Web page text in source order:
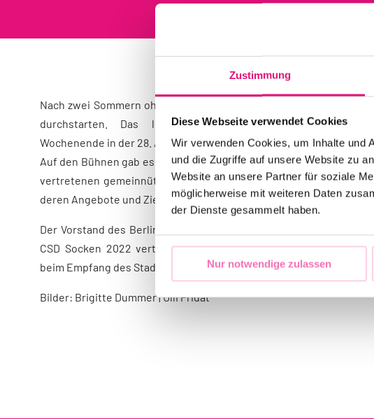
Zustimmung
Diese Webseite verwendet Cookies
Wir verwenden Cookies, um Inhalte und
und die Zugriffe auf unsere Website zu
Website an unsere Partner für soziale
möglicherweise mit weiteren Daten
der Dienste gesammelt haben.
Nur notwendige zulassen
Nach zwei Sommern ohne Stadtfest können die Organisierenden
durchstarten. Das legendäre Lesbisch-schwule Stadtfest
Wochenende in der 28. Auflage gefeiert.
Auf den Bühnen gab es ein knallbuntes Programm. An den Ständen
vertretenen gemeinnützigen Organisationen, Parteien und
deren Angebote und Ziele informiert.
Der Vorstand des Berliner CSD e.V. hat sich an den Ständen
CSD Socken 2022 verteilt. Auch Spenden wurden gesammelt
beim Empfang des Stadtfest dabei.
Bilder: Brigitte Dummer | Ulli Pridat